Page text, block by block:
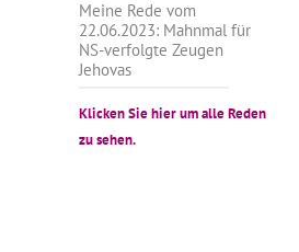
Meine Rede vom
22.06.2023: Mahnmal für
NS-verfolgte Zeugen
Jehovas
Klicken Sie hier um alle Reden
zu sehen.